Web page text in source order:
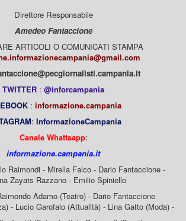
Direttore Responsabile
Amedeo Fantaccione
ARTICOLI O COMUNICATI STAMPA
TWITTER : @inforcampania
: informazione.campania
: InformazioneCampania
Canale Whattsapp:
informazione.campania.it
Raimondi - Mirella Falco - Dario Fantaccione -
Zayats Razzano - Emilio Spiniello
Adamo (Teatro) - Dario Fantaccione
- Lucio Garofalo (Attualità) - Lina Gatto (Moda) -